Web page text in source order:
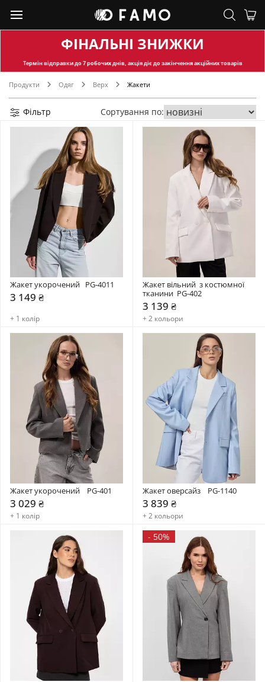
ФІНАЛЬНІ ЗНИЖКИ
Термін відправкидо 7 робочих днів, акція діє до закінчення акційних товарів
Продукти Одяг Верх Жакети
Фільтр Сортування по:
Жакет укорочений   PG-4011
3 149 ₴
+ 1 колір
Жакет вільний  з костюмної
тканини  PG-402
3 139 ₴
+ 2 кольори
Жакет укорочений    PG-401
3 029 ₴
+ 1 колір
Жакет оверсайз    PG-1140
3 839 ₴
+ 2 кольори
- 50%